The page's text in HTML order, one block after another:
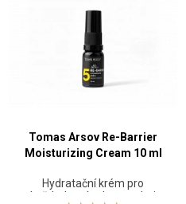
Tomas Arsov Re-Barrier
Moisturizing Cream 10 ml
Hydratační krém pro
každodenní ochranu pleti